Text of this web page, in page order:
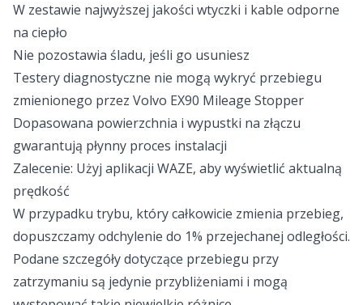
W zestawie najwyższej jakości wtyczki i kable odporne
na ciepło
Nie pozostawia śladu, jeśli go usuniesz
Testery diagnostyczne nie mogą wykryć przebiegu
zmienionego przez Volvo EX90 Mileage Stopper
Dopasowana powierzchnia i wypustki na złączu
gwarantują płynny proces instalacji
Zalecenie: Użyj aplikacji WAZE, aby wyświetlić aktualną
prędkość
W przypadku trybu, który całkowicie zmienia przebieg,
dopuszczamy odchylenie do 1% przejechanej odległości.
Podane szczegóły dotyczące przebiegu przy
zatrzymaniu są jedynie przybliżeniami i mogą